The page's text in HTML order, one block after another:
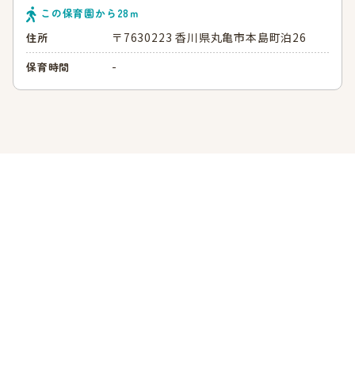
この保育園から 28ｍ
住所
〒7630223 香川県丸亀市本島町泊26
保育時間 -